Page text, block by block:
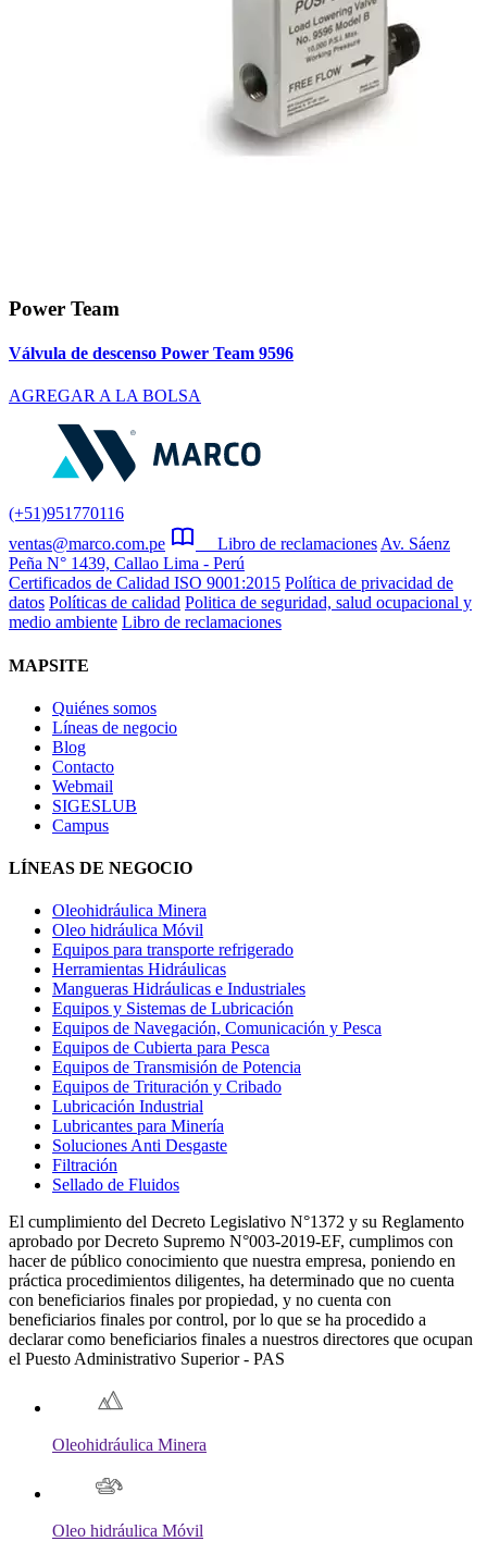
Power Team
Válvula de descenso Power Team 9596
AGREGAR A LA BOLSA
(+51)951770116
ventas@marco.com.pe
Libro de reclamaciones Av. Sáenz
Peña N° 1439, Callao Lima - Perú
Certificados de Calidad ISO 9001:2015 Política de privacidad de
datos Políticas de calidad Politica de seguridad, salud ocupacional y
medio ambiente Libro de reclamaciones
MAPSITE
Quiénes somos
Líneas de negocio
Blog
Contacto
Webmail
SIGESLUB
Campus
LÍNEAS DE NEGOCIO
Oleohidráulica Minera
Oleo hidráulica Móvil
Equipos para transporte refrigerado
Herramientas Hidráulicas
Mangueras Hidráulicas e Industriales
Equipos y Sistemas de Lubricación
Equipos de Navegación, Comunicación y Pesca
Equipos de Cubierta para Pesca
Equipos de Transmisión de Potencia
Equipos de Trituración y Cribado
Lubricación Industrial
Lubricantes para Minería
Soluciones Anti Desgaste
Filtración
Sellado de Fluidos
El cumplimiento del Decreto Legislativo N°1372 y su Reglamento
aprobado por Decreto Supremo N°003-2019-EF, cumplimos con
hacer de público conocimiento que nuestra empresa, poniendo en
práctica procedimientos diligentes, ha determinado que no cuenta
con beneficiarios finales por propiedad, y no cuenta con
beneficiarios finales por control, por lo que se ha procedido a
declarar como beneficiarios finales a nuestros directores que ocupan
el Puesto Administrativo Superior - PAS
Oleohidráulica Minera
Oleo hidráulica Móvil